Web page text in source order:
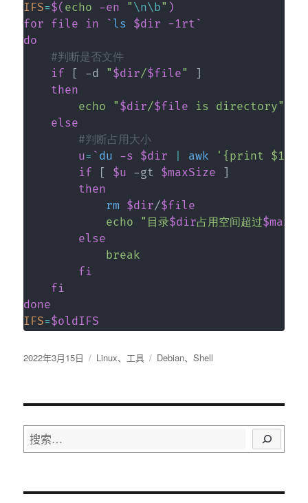
IFS=$( echo -en " \n\b" )
for file in ` ls $dir -1rt `
do
#判断是否文件
if
-d " $dir/$file"
then
echo
" $dir/$file is directory"
else
#判断占用大小
u= ` du -s $dir awk '{print $1}'
if
$u -gt $maxSize
then
rm $dir/$file
echo
"目录$dir占用空间超过
else
break
fi
fi
done
IFS=$oldIFS
发
2022年3月15日
分
Linux、 工具
标
Debian、Shell
搜
索